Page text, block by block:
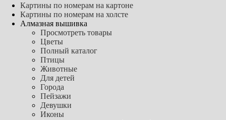
Картины по номерам на картоне
Картины по номерам на холсте
Алмазная вышивка
Просмотреть товары
Цветы
Полный каталог
Птицы
Животные
Для детей
Города
Пейзажи
Девушки
Иконы